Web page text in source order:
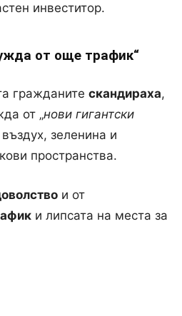
инвеститор.
от още трафик“
гражданите скандираха,
от „нови гигантски
зеленина и
пространства.
и от
и липсата на места за